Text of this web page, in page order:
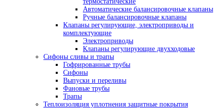
Автоматические балансировочные клапаны
Ручные балансировочные клапаны
Клапаны регулирующие, электроприводы и
комплектующие
Электроприводы
Клапаны регулирующие двухходовые
Сифоны сливы и трапы
Гофрированные трубы
Сифоны
Выпуски и переливы
Фановые трубы
Трапы
Теплоизоляция уплотнения защитные покрытия